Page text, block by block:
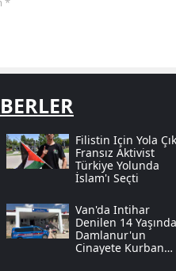
Filistin Için Yola
Fransız Aktivist
Türkiye Yolunda
İslam'ı Seçti
Van'da Intihar
Denilen 14
Damlanur'un
Cinayete Kurban